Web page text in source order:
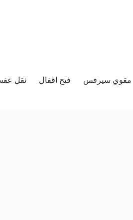
مقوي سيرفس فتح اقفال نقل